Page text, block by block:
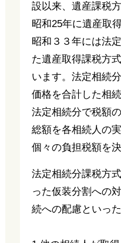
設以来、遺産課税
昭和25年に遺産取
昭和３３年には法
た遺産取得課税方
います。法定相続
価格を合計した相
法定相続分で税額
総額を各相続人の
個々の負担税額を
法定相続分課税方
った仮装分割への
続への配慮といっ